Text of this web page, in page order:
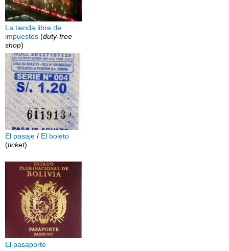
La tienda libre de
impuestos (duty-free
shop)
El pasaje / El boleto
(ticket)
El pasaporte